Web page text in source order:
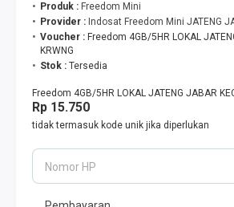
Produk : Freedom Mini
Provider : Indosat Freedom Mini JATENG
Voucher : Freedom 4GB/5HR LOKAL
KRWNG
Stok : Tersedia
Freedom 4GB/5HR LOKAL JATENG JABAR
Rp 15.750
tidak termasuk kode unik jika diperlukan
Nomor HP